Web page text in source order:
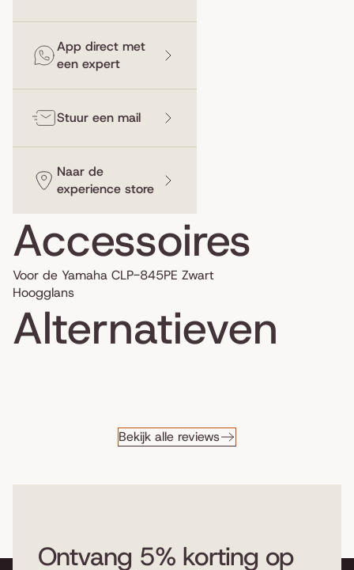
App direct met
een expert
Stuur een mail
Naar de
experience store
Accessoires
Voor de Yamaha CLP-845PE Zwart
Hoogglans
Alternatieven
Bekijk alle reviews
Ontvang 5% korting op